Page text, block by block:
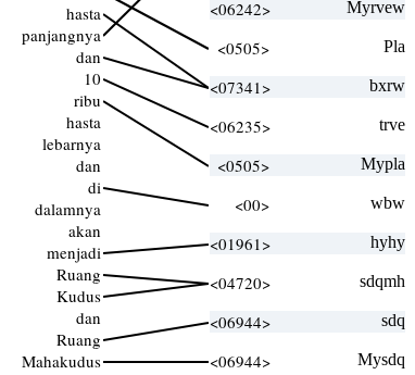
hasta
panjangnya
dan
10
ribu
hasta
lebarnya
dan
di
dalamnya
akan
menjadi
Ruang
Kudus
dan
Ruang
Mahakudus
<06242> Myrvew
<0505> Pla
<07341> bxrw
<06235> trve
<0505> Mypla
<00> wbw
<01961> hyhy
<04720> sdqmh
<06944> sdq
<06944> Mysdq